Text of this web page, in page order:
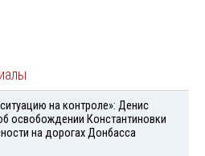
на контроле»: Денис
освобождении Константиновки
на дорогах Донбасса